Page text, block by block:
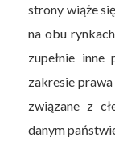
strony wiąże
na obu
zupełnie
zakresie
związane z
danym